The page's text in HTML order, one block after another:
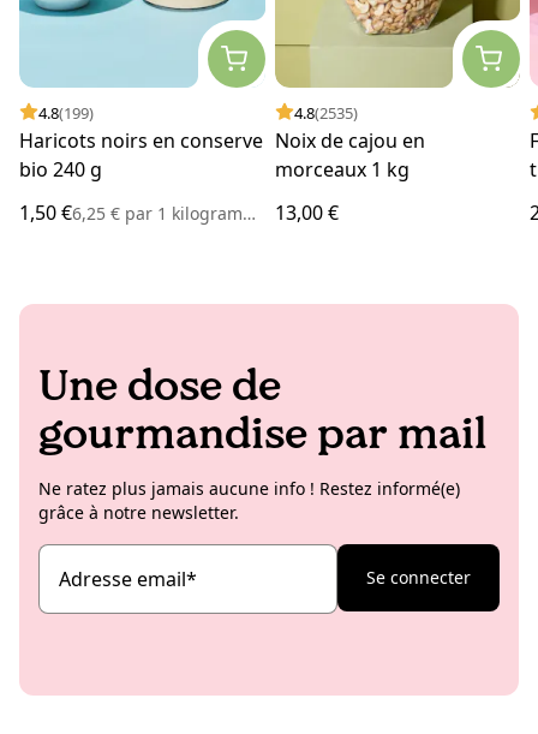
4.8(199)
Haricots noirs en conserve
bio 240 g
1,50 €6,25 € par 1 kilogramme
4.8(2535)
Noix de cajou en
morceaux 1 kg
13,00 €
Une dose de
gourmandise par mail
Ne ratez plus jamais aucune info ! Restez informé(e)
grâce à notre newsletter.
Adresse email* Se connecter